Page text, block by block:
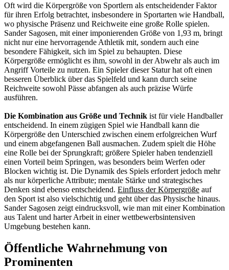
Oft wird die Körpergröße von Sportlern als entscheidender Faktor
für ihren Erfolg betrachtet, insbesondere in Sportarten wie Handball,
wo physische Präsenz und Reichweite eine große Rolle spielen.
Sander Sagosen, mit einer imponierenden Größe von 1,93 m, bringt
nicht nur eine hervorragende Athletik mit, sondern auch eine
besondere Fähigkeit, sich im Spiel zu behaupten. Diese
Körpergröße ermöglicht es ihm, sowohl in der Abwehr als auch im
Angriff Vorteile zu nutzen. Ein Spieler dieser Statur hat oft einen
besseren Überblick über das Spielfeld und kann durch seine
Reichweite sowohl Pässe abfangen als auch präzise Würfe
ausführen.
Die Kombination aus Größe und Technik ist für viele Handballer
entscheidend. In einem zügigen Spiel wie Handball kann die
Körpergröße den Unterschied zwischen einem erfolgreichen Wurf
und einem abgefangenen Ball ausmachen. Zudem spielt die Höhe
eine Rolle bei der Sprungkraft; größere Spieler haben tendenziell
einen Vorteil beim Springen, was besonders beim Werfen oder
Blocken wichtig ist. Die Dynamik des Spiels erfordert jedoch mehr
als nur körperliche Attribute; mentale Stärke und strategisches
Denken sind ebenso entscheidend. Einfluss der Körpergröße auf
den Sport ist also vielschichtig und geht über das Physische hinaus.
Sander Sagosen zeigt eindrucksvoll, wie man mit einer Kombination
aus Talent und harter Arbeit in einer wettbewerbsintensiven
Umgebung bestehen kann.
Öffentliche Wahrnehmung von
Prominenten